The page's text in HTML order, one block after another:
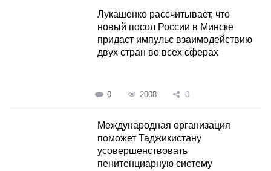
Лукашенко рассчитывает, что
новый посол России в Минске
придаст импульс взаимодействию
двух стран во всех сферах
0 2008 0
Международная организация
поможет Таджикистану
усовершенствовать
пенитенциарную систему